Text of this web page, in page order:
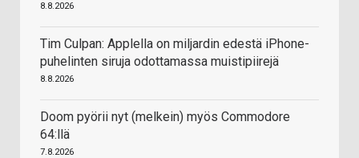
8.8.2026
Tim Culpan: Applella on miljardin edestä iPhone-
puhelinten siruja odottamassa muistipiirejä
8.8.2026
Doom pyörii nyt (melkein) myös Commodore
64:llä
7.8.2026